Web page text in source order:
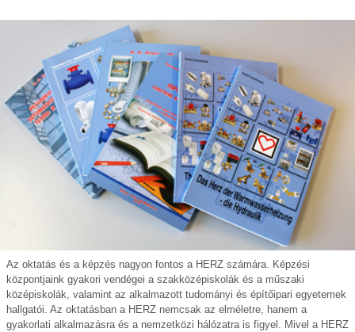
Az oktatás és a képzés nagyon fontos a HERZ számára. Képzési
központjaink gyakori vendégei a szakközépiskolák és a műszaki
középiskolák, valamint az alkalmazott tudományi és építőipari egyetemek
hallgatói. Az oktatásban a HERZ nemcsak az elméletre, hanem a
gyakorlati alkalmazásra és a nemzetközi hálózatra is figyel. Mivel a HERZ